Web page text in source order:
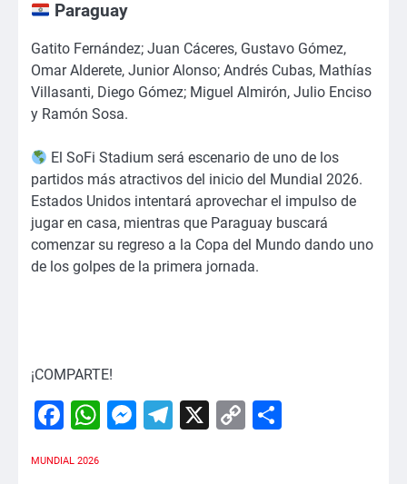
Paraguay
Gatito Fernández; Juan Cáceres, Gustavo Gómez,
Omar Alderete, Junior Alonso; Andrés Cubas, Mathías
Villasanti, Diego Gómez; Miguel Almirón, Julio Enciso
y Ramón Sosa.
El SoFi Stadium será escenario de uno de los
partidos más atractivos del inicio del Mundial 2026.
Estados Unidos intentará aprovechar el impulso de
jugar en casa, mientras que Paraguay buscará
comenzar su regreso a la Copa del Mundo dando uno
de los golpes de la primera jornada.
¡COMPARTE!
Facebook
WhatsApp
Messenger
Telegram
X
Copy
MUNDIAL 2026